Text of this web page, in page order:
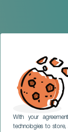
With your
technologies to store,